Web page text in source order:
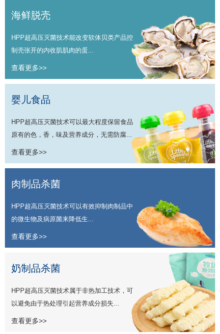
海鲜脱壳
HPP超高压灭菌技术能改变软体贝类产品控
制壳张开的内收肌肌肉的蛋...
查看更多>>
婴儿食品
HPP超高压灭菌技术可以最大程度保留食品
原有的色，香，味及营养成分，无需防腐...
查看更多>>
肉制品杀菌
HPP超高压灭菌技术可以有效抑制肉制品中
的微生物及病原菌来降低生...
查看更多>>
奶制品杀菌
HPP超高压灭菌技术属于非热加工技术，可
以避免由于热处理引起营养成分损失...
查看更多>>